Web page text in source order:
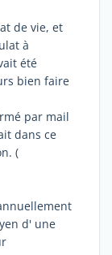
de vie, et
à
été
bien faire
par mail
dans ce
(
d' une